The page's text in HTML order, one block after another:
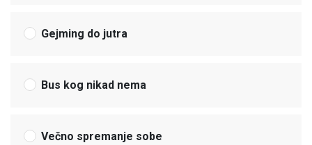
Gejming do jutra
Bus kog nikad nema
Večno spremanje sobe